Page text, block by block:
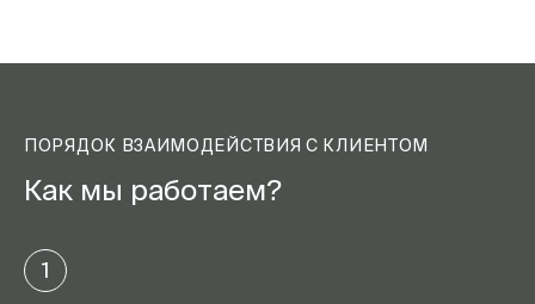
ПОРЯДОК ВЗАИМОДЕЙСТВИЯ С КЛИЕНТОМ
Как мы работаем?
1